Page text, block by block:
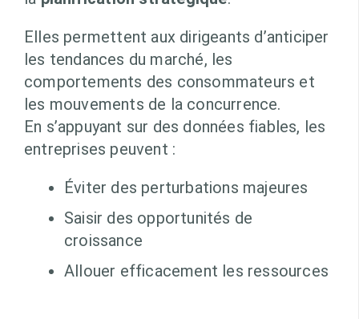
Elles permettent aux dirigeants d’anticiper
les tendances du marché, les
comportements des consommateurs et
les mouvements de la concurrence.
En s’appuyant sur des données fiables, les
entreprises peuvent :
Éviter des perturbations majeures
Saisir des opportunités de
croissance
Allouer efficacement les ressources